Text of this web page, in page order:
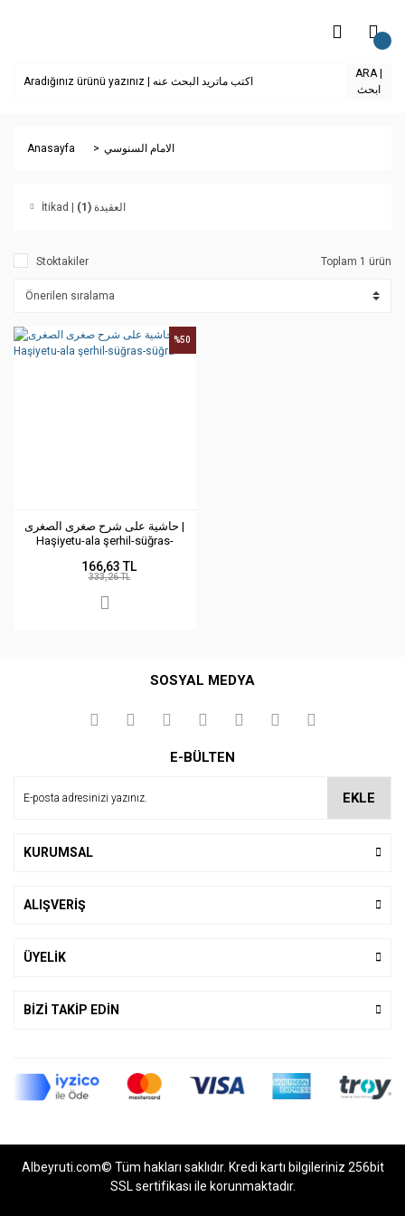
ARA |
ابحث
Anasayfa الامام السنوسي
İtikad | العقيدة(1)
Stoktakiler Toplam 1 ürün
حاشية على شرح صغرى الصغرى |
Haşiyetu-ala şerhil-süğras-
%50
166,63 TL
333,26 TL
SOSYAL MEDYA
E-BÜLTEN
EKLE
KURUMSAL
ALIŞVERİŞ
ÜYELİK
BİZİ TAKİP EDİN
Albeyruti.com© Tüm hakları saklıdır. Kredi kartı bilgileriniz 256bit
SSL sertifikası ile korunmaktadır.